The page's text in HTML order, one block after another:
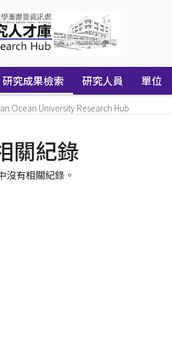
研究成果檢索 研究人員 單位
Ocean University Research Hub
關紀錄
沒有相關紀錄。